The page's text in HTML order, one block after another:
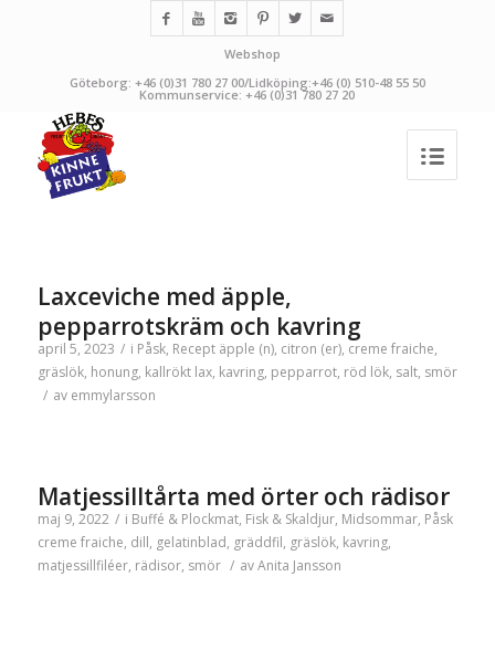
Webshop
Göteborg: +46 (0)31 780 27 00/Lidköping:+46 (0) 510-48 55 50
Kommunservice: +46 (0)31 780 27 20
Laxceviche med äpple,
pepparrotskräm och kavring
april 5, 2023 / i Påsk, Recept äpple (n), citron (er), creme fraiche,
gräslök, honung, kallrökt lax, kavring, pepparrot, röd lök, salt, smör
/ av emmylarsson
Matjessilltårta med örter och rädisor
maj 9, 2022 / i Buffé & Plockmat, Fisk & Skaldjur, Midsommar, Påsk
creme fraiche, dill, gelatinblad, gräddfil, gräslök, kavring,
matjessillfiléer, rädisor, smör / avAnita Jansson